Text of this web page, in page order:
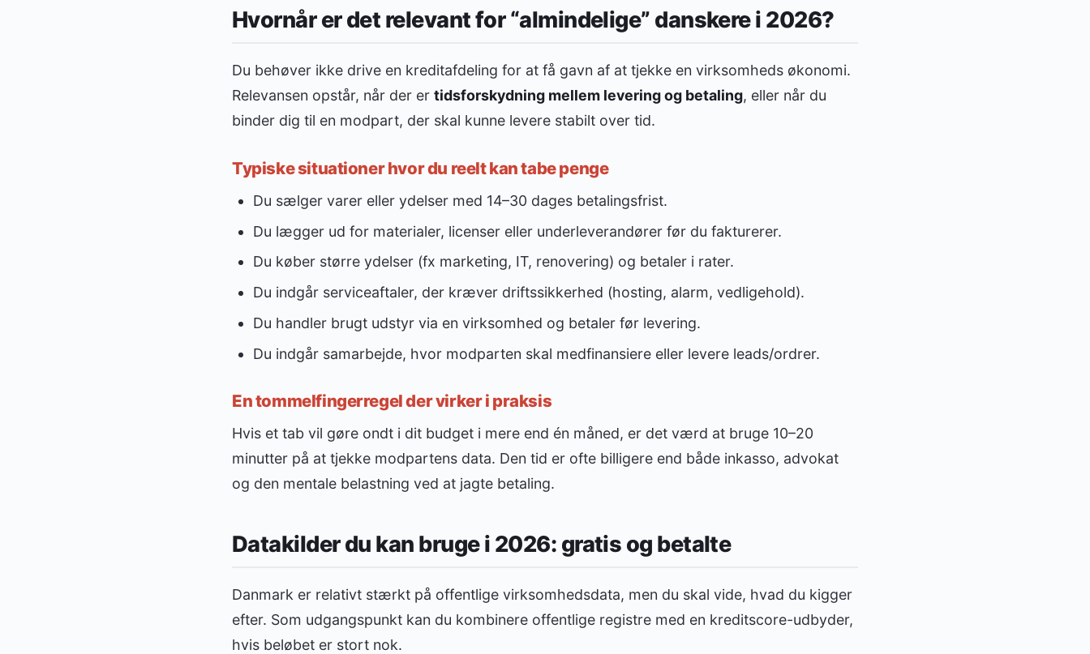
Hvornår er det relevant for “almindelige” danskere i 2026?
Du behøver ikke drive en kreditafdeling for at få gavn af at tjekke en virksomheds økonomi.
Relevansen opstår, når der er tidsforskydning mellem levering og betaling, eller når du
binder dig til en modpart, der skal kunne levere stabilt over tid.
Typiske situationer hvor du reelt kan tabe penge
Du sælger varer eller ydelser med 14–30 dages betalingsfrist.
Du lægger ud for materialer, licenser eller underleverandører før du fakturerer.
Du køber større ydelser (fx marketing, IT, renovering) og betaler i rater.
Du indgår serviceaftaler, der kræver driftssikkerhed (hosting, alarm, vedligehold).
Du handler brugt udstyr via en virksomhed og betaler før levering.
Du indgår samarbejde, hvor modparten skal medfinansiere eller levere leads/ordrer.
En tommelfingerregel der virker i praksis
Hvis et tab vil gøre ondt i dit budget i mere end én måned, er det værd at bruge 10–20
minutter på at tjekke modpartens data. Den tid er ofte billigere end både inkasso, advokat
og den mentale belastning ved at jagte betaling.
Datakilder du kan bruge i 2026: gratis og betalte
Danmark er relativt stærkt på offentlige virksomhedsdata, men du skal vide, hvad du kigger
efter. Som udgangspunkt kan du kombinere offentlige registre med en kreditscore-udbyder,
hvis beløbet er stort nok.